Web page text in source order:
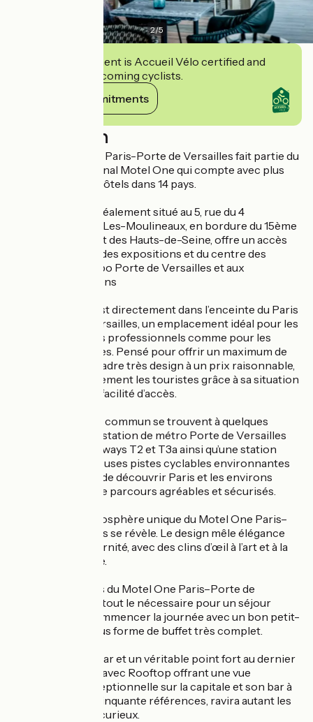
2/5
This establishment is Accueil Vélo certified and
commits to welcoming cyclists.
View its commitments
Description
L’hôtel Motel One Paris-Porte de Versailles fait partie du
groupe international Motel One qui compte avec plus
d’une centaine d’hôtels dans 14 pays.
L’établissement idéalement situé au 5, rue du 4
septembre à Issy-Les-Moulineaux, en bordure du 15ème
arrondissement et des Hauts-de-Seine, offre un accès
immédiat au parc des expositions et du centre des
congrès Paris Expo Porte de Versailles et aux
transports parisiens
L’établissement est directement dans l’enceinte du Paris
Expo Porte de Versailles, un emplacement idéal pour les
visiteurs de salons professionnels comme pour les
voyageurs d’affaires. Pensé pour offrir un maximum de
confort dans un cadre très design à un prix raisonnable,
l’hôtel séduit également les touristes grâce à sa situation
privilégiée et à sa facilité d’accès.
Les transports en commun se trouvent à quelques
minutes à pied : la station de métro Porte de Versailles
(ligne 12), les tramways T2 et T3a ainsi qu’une station
Vélib’. Les nombreuses pistes cyclables environnantes
permettent aussi de découvrir Paris et les environs
autrement, au fil de parcours agréables et sécurisés.
Dès l’entrée, l’atmosphère unique du Motel One Paris–
Porte de Versailles se révèle. Le design mêle élégance
française et modernité, avec des clins d’œil à l’art et à la
culture parisienne.
Les 347 chambres du Motel One Paris–Porte de
Versailles offrent tout le nécessaire pour un séjour
confortable et commencer la journée avec un bon petit-
déjeuner servi sous forme de buffet très complet.
Un salon lounge bar et un véritable point fort au dernier
étage : un Skybab avec Rooftop offrant une vue
panoramique exceptionnelle sur la capitale et son bar à
gin, avec plus de cinquante références, ravira autant les
amateurs que les curieux.